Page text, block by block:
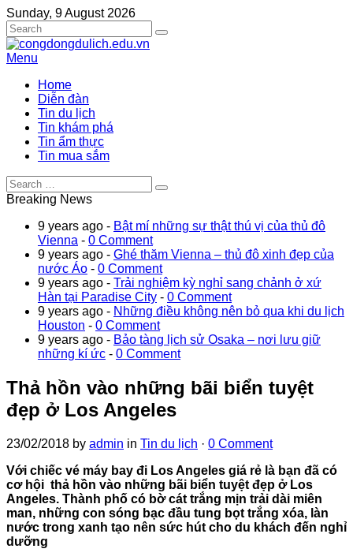
Sunday, 9 August 2026
Menu
Home
Diễn đàn
Tin du lịch
Tin khám phá
Tin ẩm thực
Tin mua sắm
Breaking News
9 years ago - Bật mí những sự thật thú vị của thủ đô
Vienna - 0 Comment
9 years ago - Ghé thăm Vienna – thủ đô xinh đẹp của
nước Áo - 0 Comment
9 years ago - Trải nghiệm kỳ nghỉ sang chảnh ở xứ
Hàn tại Paradise City - 0 Comment
9 years ago - Những điều không nên bỏ qua khi du lịch
Houston - 0 Comment
9 years ago - Bảo tàng lịch sử Osaka – nơi lưu giữ
những kí ức - 0 Comment
Thả hồn vào những bãi biển tuyệt
đẹp ở Los Angeles
23/02/2018 by admin in Tin du lịch · 0 Comment
Với chiếc vé máy bay đi Los Angeles giá rẻ là bạn đã có
cơ hội thả hồn vào những bãi biển tuyệt đẹp ở Los
Angeles. Thành phố có bờ cát trắng mịn trải dài miên
man, những con sóng bạc đầu tung bọt trắng xóa, làn
nước trong xanh tạo nên sức hút cho du khách đến nghỉ
dưỡng